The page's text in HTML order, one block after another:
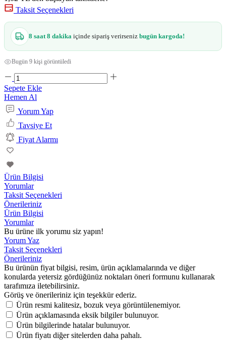
Taksit Seçenekleri
8 saat 8 dakika içinde sipariş verirseniz bugün kargoda!
Bugün 9 kişi görüntüledi
Sepete Ekle
Hemen Al
Yorum Yap
Tavsiye Et
Fiyat Alarmı
Ürün Bilgisi
Yorumlar
Taksit Seçenekleri
Önerileriniz
Ürün Bilgisi
Yorumlar
Bu ürüne ilk yorumu siz yapın!
Yorum Yaz
Taksit Seçenekleri
Önerileriniz
Bu ürünün fiyat bilgisi, resim, ürün açıklamalarında ve diğer
konularda yetersiz gördüğünüz noktaları öneri formunu kullanarak
tarafımıza iletebilirsiniz.
Görüş ve önerileriniz için teşekkür ederiz.
Ürün resmi kalitesiz, bozuk veya görüntülenemiyor.
Ürün açıklamasında eksik bilgiler bulunuyor.
Ürün bilgilerinde hatalar bulunuyor.
Ürün fiyatı diğer sitelerden daha pahalı.